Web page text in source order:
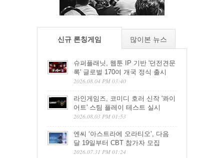
신규 론칭게임 많이본 뉴스
슈퍼플래닛, 웹툰 IP 기반 '던전견문
록' 글로벌 170여 개국 정식 출시
2026.08.04 PM 03:40
라인게임즈, 코미디 호러 신작 '콰이
어트' 스팀 플레이 테스트 실시
2026.08.03 PM 01:53
엔씨 ‘아스트라에 오라티오’, 다음
달 19일부터 CBT 참가자 모집
2026.07.31 PM 01:24